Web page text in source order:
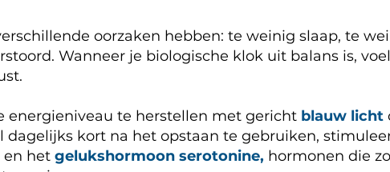
oorzaken hebben: te weinig slaap, te
Wanneer je biologische klok uit balans is,
energieniveau te herstellen met gericht blauw licht
kort na het opstaan te gebruiken,
en het gelukshormoon serotonine, hormonen die